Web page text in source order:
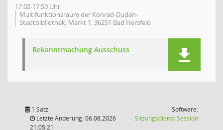
17:02-17:50 Uhr
Multifunktionsraum der Konrad-Duden-
Stadtbibliothek, Markt 1, 36251 Bad Hersfeld
Bekanntmachung Ausschuss
1 Satz
Letzte Änderung: 06.08.2026
21:05:21
Software:
SitzungsdienstSession(Wird in